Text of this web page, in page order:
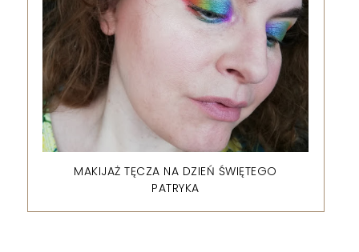
MAKIJAŻ TĘCZA NA DZIEŃ ŚWIĘTEGO
PATRYKA